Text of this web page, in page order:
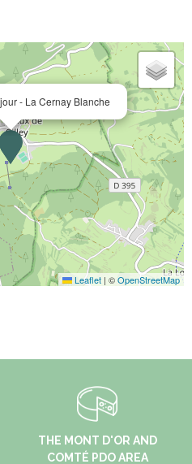
- La Cernay Blanche
Leaflet | ©OpenStreetMap
THE MONT D'OR AND
COMTÉ PDO AREA